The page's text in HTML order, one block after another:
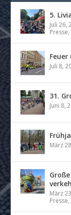
5.
Juli 26,
Presse,
Juli 8,
31.
Juni 8,
März
März
Presse,